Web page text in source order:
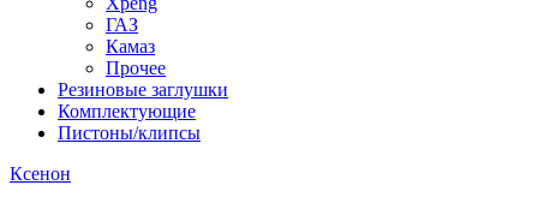
ГАЗ
Камаз
Прочее
Резиновые заглушки
Комплектующие
Пистоны/клипсы
Ксенон